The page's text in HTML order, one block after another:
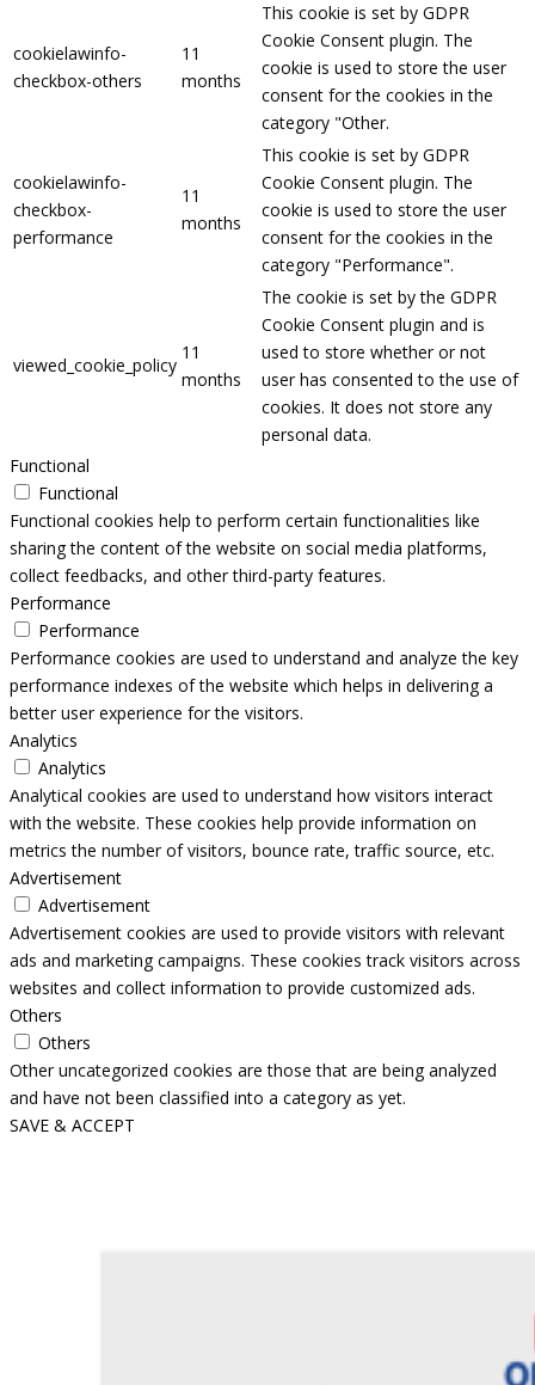
cookielawinfo-
checkbox-others
11
months
This cookie is set by GDPR
Cookie Consent plugin. The
cookie is used to store the user
consent for the cookies in the
category "Other.
cookielawinfo-
checkbox-
performance
11
months
This cookie is set by GDPR
Cookie Consent plugin. The
cookie is used to store the user
consent for the cookies in the
category "Performance".
viewed_cookie_policy
11
months
The cookie is set by the GDPR
Cookie Consent plugin and is
used to store whether or not
user has consented to the use of
cookies. It does not store any
personal data.
Functional
Functional
Functional cookies help to perform certain functionalities like
sharing the content of the website on social media platforms,
collect feedbacks, and other third-party features.
Performance
Performance
Performance cookies are used to understand and analyze the key
performance indexes of the website which helps in delivering a
better user experience for the visitors.
Analytics
Analytics
Analytical cookies are used to understand how visitors interact
with the website. These cookies help provide information on
metrics the number of visitors, bounce rate, traffic source, etc.
Advertisement
Advertisement
Advertisement cookies are used to provide visitors with relevant
ads and marketing campaigns. These cookies track visitors across
websites and collect information to provide customized ads.
Others
Others
Other uncategorized cookies are those that are being analyzed
and have not been classified into a category as yet.
SAVE & ACCEPT